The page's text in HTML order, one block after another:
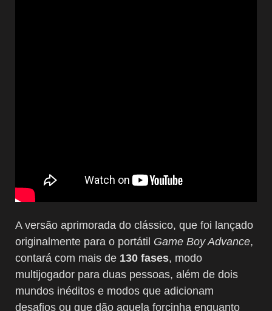
A versão aprimorada do clássico, que foi lançado
originalmente para o portátil Game Boy Advance,
contará com mais de 130 fases, modo
multijogador para duas pessoas, além de dois
mundos inéditos e modos que adicionam
desafios ou que dão aquela forcinha enquanto